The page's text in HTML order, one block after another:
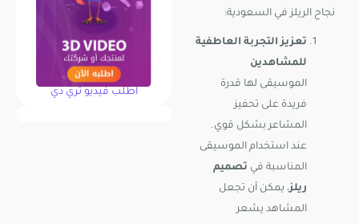
نجاح الريلز في السعودية:
تعزيز التجربة العاطفية
للمشاهدين
الموسيقى لها قدرة
فريدة على تحفيز
المشاعر بشكل قوي.
عند استخدام الموسيقى
المناسبة في تصميم
ريلز، يمكن أن تجعل
المشاهد يشعر
اطلب فيديو ثري دي